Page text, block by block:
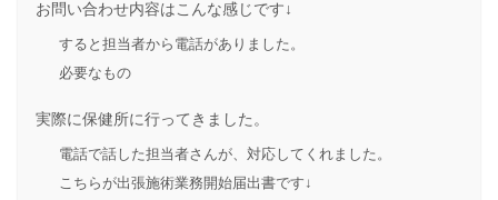
お問い合わせ内容はこんな感じです↓
すると担当者から電話がありました。
必要なもの
実際に保健所に行ってきました。
電話で話した担当者さんが、対応してくれました。
こちらが出張施術業務開始届出書です↓